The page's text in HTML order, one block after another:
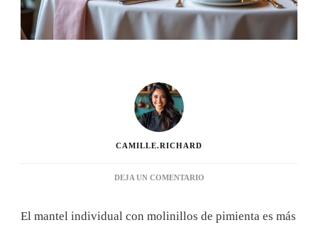
CAMILLE.RICHARD
DEJA UN COMENTARIOEN
MANTEL
El mantel individual con molinillos de pimienta es más